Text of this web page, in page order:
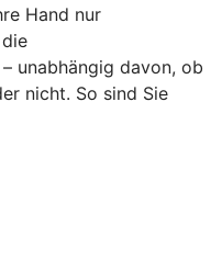
Hand nur
unabhängig davon, ob
nicht. So sind Sie